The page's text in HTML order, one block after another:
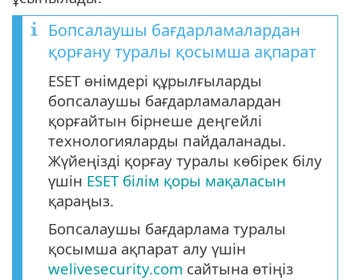
Бопсалаушы бағдарламалардан
қорғану туралы қосымша ақпарат
ESET өнімдері құрылғыларды
бопсалаушы бағдарламалардан
қорғайтын бірнеше деңгейлі
технологияларды пайдаланады.
Жүйеңізді қорғау туралы көбірек білу
үшін ESET білім қоры мақаласын
қараңыз.
Бопсалаушы бағдарлама туралы
қосымша ақпарат алу үшін
welivesecurity.com сайтына өтіңіз